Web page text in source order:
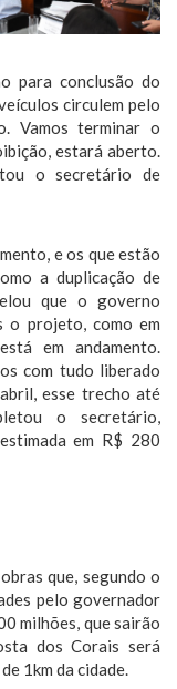
para conclusão do
circulem pelo
Vamos terminar o
estará aberto.
o secretário de
e os que estão
a duplicação de
que o governo
o projeto, como em
em andamento.
com tudo liberado
esse trecho até
o secretário,
em R$ 280
que, segundo o
pelo governador
milhões, que sairão
dos Corais será
1km da cidade.